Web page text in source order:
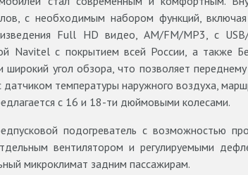
с необходимым набором функций,
Full HD видео, AM/FM/MP3, с
Navitel с покрытием всей России, а также
широкий угол обзора, что позволяет
датчиком температуры наружного воздуха,
с 16 и 18-ти дюймовыми колесами.
подогреватель с возможностью
вентилятором и регулируемыми
микроклимат задним пассажирам.